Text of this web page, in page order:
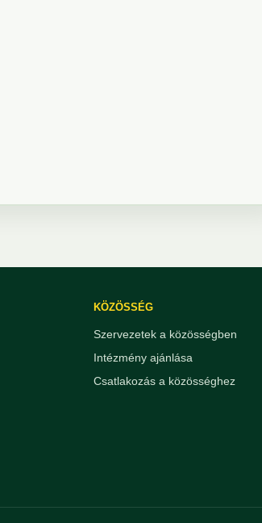
KÖZÖSSÉG
Szervezetek a közösségben
Intézmény ajánlása
Csatlakozás a közösséghez